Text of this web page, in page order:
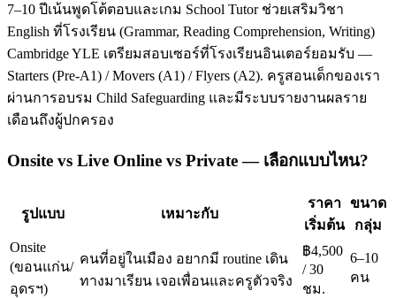
7–10 ปีเน้นพูดโต้ตอบและเกม School Tutor ช่วยเสริมวิชา
English ที่โรงเรียน (Grammar, Reading Comprehension, Writing)
Cambridge YLE เตรียมสอบเซอร์ที่โรงเรียนอินเตอร์ยอมรับ —
Starters (Pre-A1) / Movers (A1) / Flyers (A2). ครูสอนเด็กของเรา
ผ่านการอบรม Child Safeguarding และมีระบบรายงานผลราย
เดือนถึงผู้ปกครอง
Onsite vs Live Online vs Private — เลือกแบบไหน?
รูปแบบ เหมาะกับ
ราคา
เริ่มต้น
ขนาด
กลุ่ม
Onsite
(ขอนแก่น/
อุดรฯ)
คนที่อยู่ในเมือง อยากมี routine เดิน
ทางมาเรียน เจอเพื่อนและครูตัวจริง
฿4,500
/ 30
ชม.
6–10
คน